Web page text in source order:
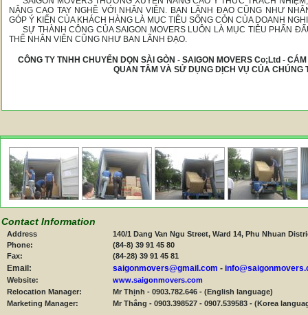
NÂNG CAO TAY NGHỀ VỚI NHÂN VIÊN. BAN LÃNH ĐẠO CŨNG NHƯ
GÓP Ý KIẾN CỦA KHÁCH HÀNG LÀ MỤC TIÊU SỐNG CÒN CỦA DOANH
SỰ THÀNH CÔNG CỦA SAIGON MOVERS LUÔN LÀ MỤC TIÊU PHẤN
THỂ NHÂN VIÊN CŨNG NHƯ BAN LÃNH ĐẠO.
CÔNG TY TNHH CHUYỂN DỌN SÀI GÒN - SAIGON MOVERS Co;Ltd -
QUAN TÂM VÀ SỬ DỤNG DỊCH VỤ CỦA CHÚNG
Contact Information
Address
140/1 Dang Van Ngu Street, Ward 14, Phu Nhuan
Phone:
(84-8) 39 91 45 80
Fax:
(84-28) 39 91 45 81
Email: saigonmovers@gmail.com -
Website:
www.saigonmovers.com
Relocation Manager:
Mr Thịnh - 0903.782.646 - (English language)
Marketing Manager:
Mr Thắng - 0903.398527 - 0907.539583 - (Korea